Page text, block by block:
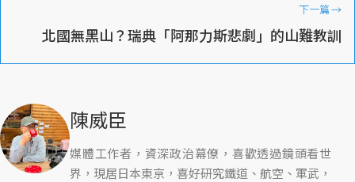
下一篇→
北國無黑山？瑞典「阿那力斯悲劇」的山難教訓
陳威臣
媒體工作者，資深政治幕僚，喜歡透過鏡頭看世
界，現居日本東京，喜好研究鐵道、航空、軍武，